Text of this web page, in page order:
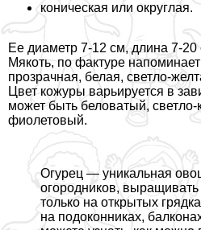
коническая или округлая.
Ее диаметр 7-12 см, длина 7-20
Мякоть, по фактуре
прозрачная, белая, светло-
Цвет кожуры варьируется в
может быть беловатый,
фиолетовый.
Огурец — уникальная
огородников,
только на открытых
на подоконниках,